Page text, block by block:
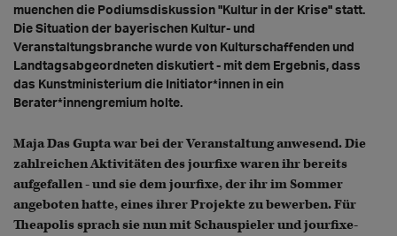
muenchen die Podiumsdiskussion "Kultur in der Krise" statt.
Die Situation der bayerischen Kultur- und
Veranstaltungsbranche wurde von Kulturschaffenden und
Landtagsabgeordneten diskutiert - mit dem Ergebnis, dass
das Kunstministerium die Initiator*innen in ein
Berater*innengremium holte.
Maja Das Gupta war bei der Veranstaltung anwesend. Die
zahlreichen Aktivitäten des jourfixe waren ihr bereits
aufgefallen - und sie dem jourfixe, der ihr im Sommer
angeboten hatte, eines ihrer Projekte zu bewerben. Für
Theapolis sprach sie nun mit Schauspieler und jourfixe-